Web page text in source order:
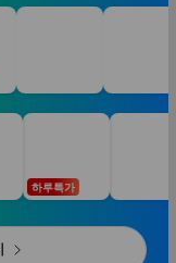
하루특가